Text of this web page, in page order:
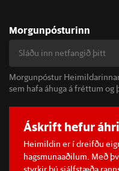
Morgunpósturinn
Morgunpóstur
sem hafa áhuga á fréttum
Áskrift hefur
Heimildin er í dreifðu
hagsmunaaðilum. Með